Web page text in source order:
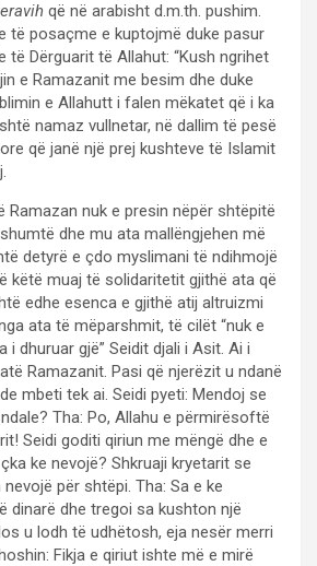
që në arabisht d.m.th. pushim.
të posaçme e kuptojmë duke pasur
të Dërguarit të Allahut: “Kush ngrihet
e Ramazanit me besim dhe duke
e Allahutt i falen mëkatet që i ka
namaz vullnetar, në dallim të pesë
që janë një prej kushteve të Islamit
Ramazan nuk e presin nëpër shtëpitë
dhe mu ata mallëngjehen më
detyrë e çdo myslimani të ndihmojë
këtë muaj të solidaritetit gjithë ata që
edhe esenca e gjithë atij altruizmi
ata të mëparshmit, të cilët “nuk e
i dhuruar gjë” Seidit djali i Asit. Ai i
Ramazanit. Pasi që njerëzit u ndanë
mbeti tek ai. Seidi pyeti: Mendoj se
Tha: Po, Allahu e përmirësoftë
Seidi goditi qiriun me mëngë dhe e
ke nevojë? Shkruaji kryetarit se
për shtëpi. Tha: Sa e ke
dinarë dhe tregoi sa kushton një
u lodh të udhëtosh, eja nesër merri
Fikja e qiriut ishte më e mirë